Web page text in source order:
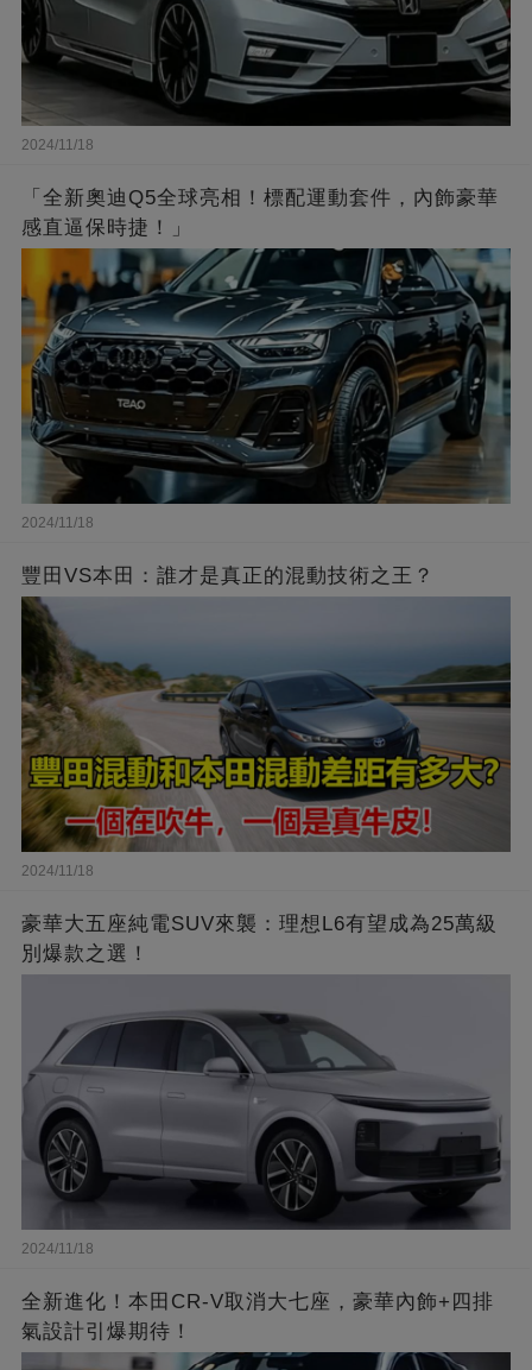
2024/11/18
「全新奧迪Q5全球亮相！標配運動套件，內飾豪華
感直逼保時捷！」
2024/11/18
豐田VS本田：誰才是真正的混動技術之王？
2024/11/18
豪華大五座純電SUV來襲：理想L6有望成為25萬級
別爆款之選！
2024/11/18
全新進化！本田CR-V取消大七座，豪華內飾+四排
氣設計引爆期待！